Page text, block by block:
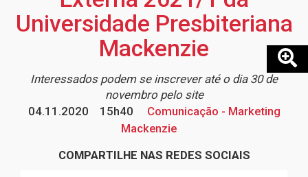
Universidade Presbiteriana
Mackenzie
Interessados podem se inscrever até o dia 30 de
novembro pelo site
04.11.2020
15h40
Comunicação - Marketing
Mackenzie
COMPARTILHE NAS REDES SOCIAIS